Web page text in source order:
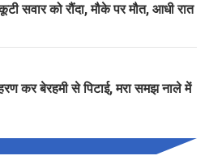
सवार को रौंदा, मौके पर मौत, आधी रात
कर बेरहमी से पिटाई, मरा समझ नाले में